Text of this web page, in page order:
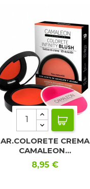
AR.COLORETE CREMA
CAMALEON...
Precio
8,95 €